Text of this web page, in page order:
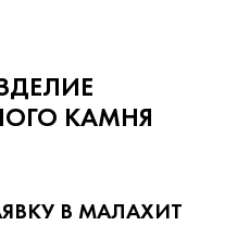
КАМНЯ
В МАЛАХИТ